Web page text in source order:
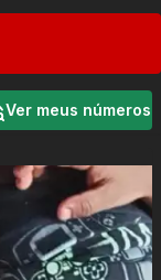
Ver meus números